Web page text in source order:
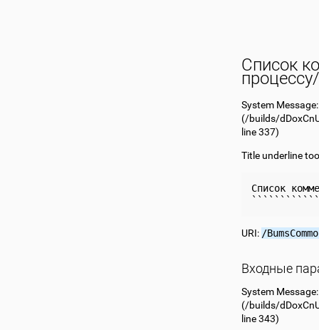
Список
System
(/builds/
line 337)
Title underline
Список
URI: /
Входные
System
(/builds/
line 343)